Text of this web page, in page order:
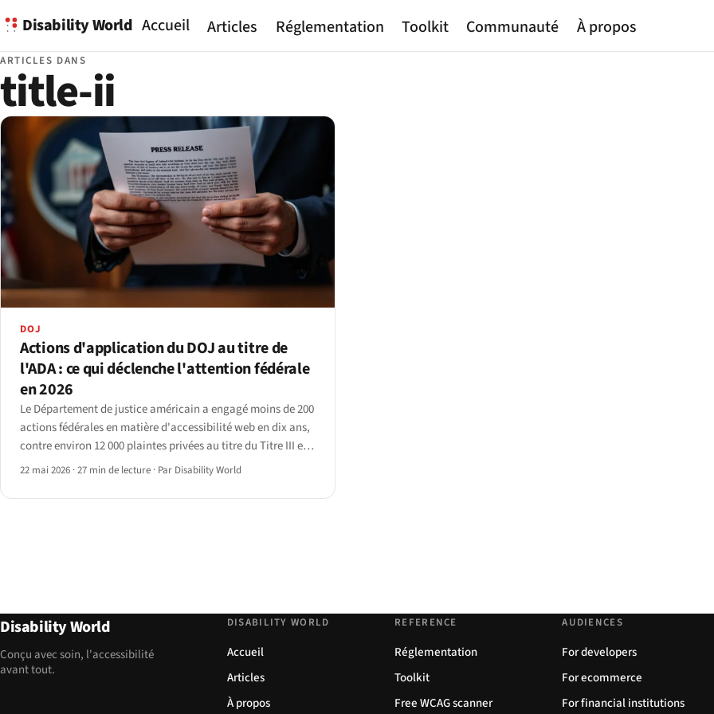
Disability World Accueil Articles Réglementation Toolkit Communauté À propos
ARTICLES DANS
title-ii
DOJ
Actions d'application du DOJ au titre de
l'ADA : ce qui déclenche l'attention fédérale
en 2026
Le Département de justice américain a engagé moins de 200
actions fédérales en matière d'accessibilité web en dix ans,
contre environ 12 000 plaintes privées au titre du Titre III en
2024.
22 mai 2026 ·27 min de lecture · Par Disability World
Disability World
Conçu avec soin, l'accessibilité
avant tout.
DISABILITY WORLD
Accueil
Articles
À propos
REFERENCE
Réglementation
Toolkit
Free WCAG scanner
AUDIENCES
For developers
For ecommerce
For financial institutions